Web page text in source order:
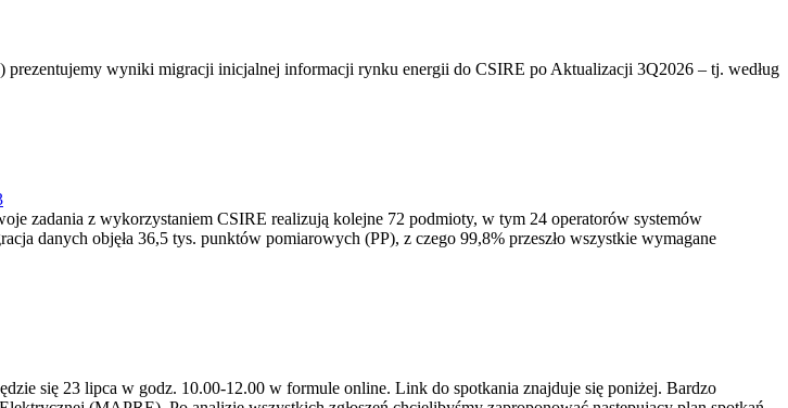
wyniki migracji inicjalnej informacji rynku energii do CSIRE po Aktualizacji 3Q2026 – tj. według
zadania z wykorzystaniem CSIRE realizują kolejne 72 podmioty, w tym 24 operatorów systemów
danych objęła 36,5 tys. punktów pomiarowych (PP), z czego 99,8% przeszło wszystkie wymagane
się 23 lipca w godz. 10.00-12.00 w formule online. Link do spotkania znajduje się poniżej. Bardzo